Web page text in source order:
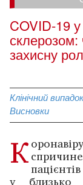
COVID‑19
склерозом:
захисну
Клінічний випадок
Висновки
К